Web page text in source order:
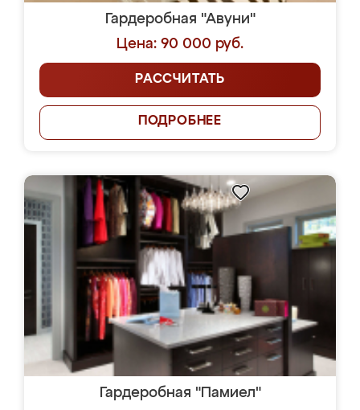
Гардеробная "Авуни"
Цена: 90 000 руб.
РАССЧИТАТЬ
ПОДРОБНЕЕ
Гардеробная "Памиел"